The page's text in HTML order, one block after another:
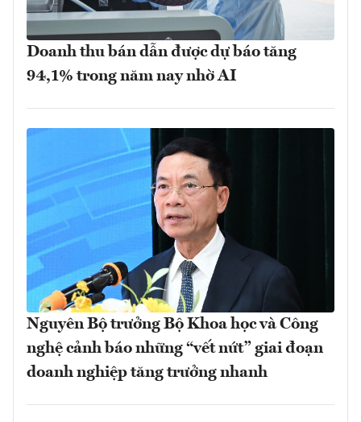
Doanh thu bán dẫn được dự báo tăng
94,1% trong năm nay nhờ AI
Nguyên Bộ trưởng Bộ Khoa học và Công
nghệ cảnh báo những “vết nứt” giai đoạn
doanh nghiệp tăng trưởng nhanh